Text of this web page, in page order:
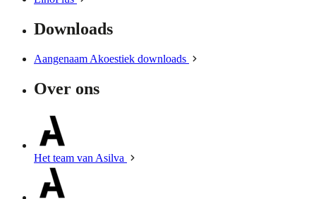
Downloads
Aangenaam Akoestiek downloads
Over ons
Het team van Asilva